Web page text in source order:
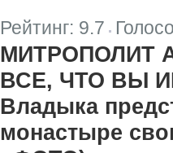
Рейтинг: 9.7
МИТРОПОЛИТ
ВСЕ, ЧТО ВЫ
Владыка
монастыре